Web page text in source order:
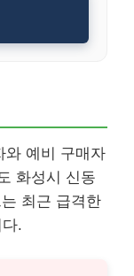
와 예비 구매자
화성시 신동
최근 급격한
.